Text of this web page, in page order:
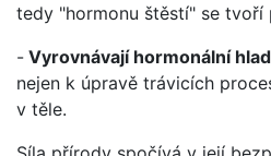
tedy "hormonu štěstí" se tvoří
- Vyrovnávají hormonální
nejen k úpravě trávicích
v těle.